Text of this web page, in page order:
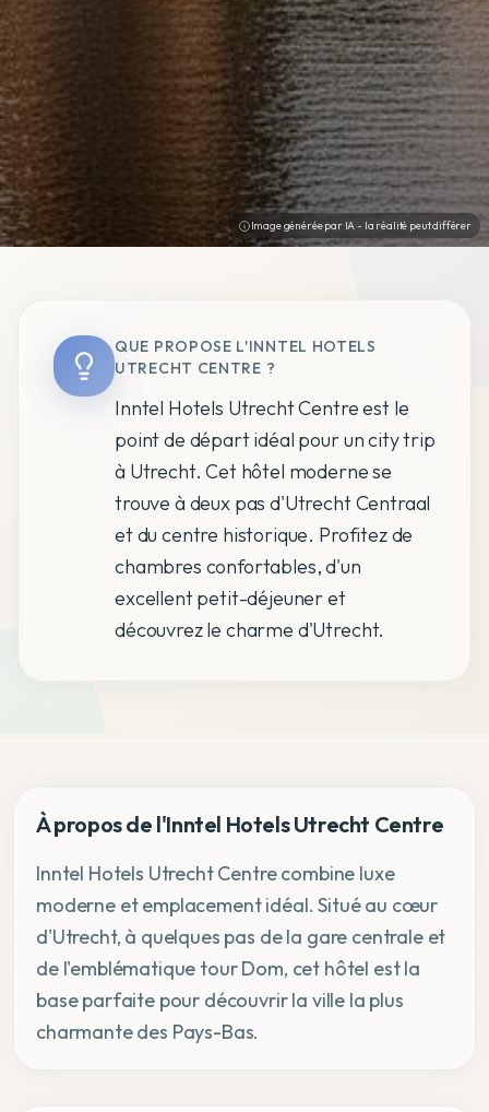
Image générée par IA - la réalité peut différer
QUE PROPOSE L'INNTEL HOTELS
UTRECHT CENTRE ?
Inntel Hotels Utrecht Centre est le
point de départ idéal pour un city trip
à Utrecht. Cet hôtel moderne se
trouve à deux pas d'Utrecht Centraal
et du centre historique. Profitez de
chambres confortables, d'un
excellent petit-déjeuner et
découvrez le charme d'Utrecht.
À propos de l'Inntel Hotels Utrecht Centre
Inntel Hotels Utrecht Centre combine luxe
moderne et emplacement idéal. Situé au cœur
d'Utrecht, à quelques pas de la gare centrale et
de l'emblématique tour Dom, cet hôtel est la
base parfaite pour découvrir la ville la plus
charmante des Pays-Bas.